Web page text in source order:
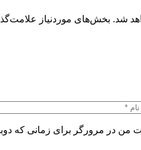
شد. بخش‌های موردنیاز
من در مرورگر برای زمانی که